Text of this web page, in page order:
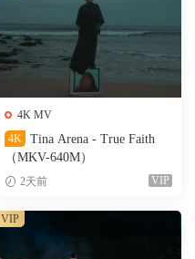
4K MV
4K
Tina Arena - True Faith
（MKV-640M）
2天前 VIP
VIP